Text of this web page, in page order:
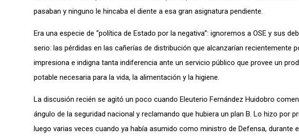
pasaban y ninguno le hincaba el diente a esa gran asignatura pendiente.
Era una especie de “política de Estado por la negativa”: ignoremos a OSE y sus
serio: las pérdidas en las cañerías de distribución que alcanzarían recientemente
impresiona e indigna tanta indiferencia ante un servicio público que provee un
potable necesaria para la vida, la alimentación y la higiene.
La discusión recién se agitó un poco cuando Eleuterio Fernández Huidobro
ángulo de la seguridad nacional y reclamando que hubiera un plan B. Lo hizo por
luego varias veces cuando ya había asumido como ministro de Defensa, durante